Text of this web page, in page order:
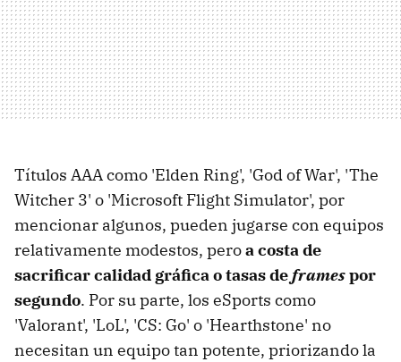
Títulos AAA como 'Elden Ring', 'God of War', 'The
Witcher 3' o 'Microsoft Flight Simulator', por
mencionar algunos, pueden jugarse con equipos
relativamente modestos, peroa costa de
sacrificar calidad gráfica o tasas deframespor
segundo. Por su parte, los eSports como
'Valorant', 'LoL', 'CS: Go' o 'Hearthstone' no
necesitan un equipo tan potente, priorizando la